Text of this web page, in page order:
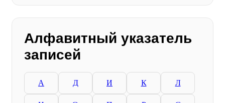
Алфавитный указатель
записей
А Д И К Л